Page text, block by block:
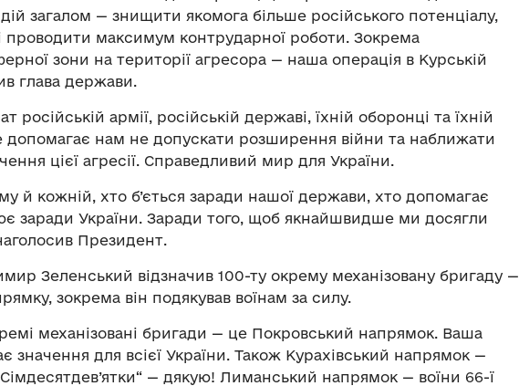
загалом — знищити якомога більше російського потенціалу,
проводити максимум контрударної роботи. Зокрема
зони на території агресора — наша операція в Курській
глава держави.
російській армії, російській державі, їхній оборонці та їхній
допомагає нам не допускати розширення війни та наближати
цієї агресії. Справедливий мир для України.
й кожній, хто б’ється заради нашої держави, хто допомагає
заради України. Заради того, щоб якнайшвидше ми досягли
Президент.
Зеленський відзначив 100-ту окрему механізовану бригаду —
зокрема він подякував воїнам за силу.
механізовані бригади — це Покровський напрямок. Ваша
значення для всієї України. Також Курахівський напрямок —
— дякую! Лиманський напрямок — воїни 66-ї